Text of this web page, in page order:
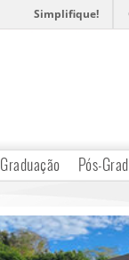
Simplifique!
Graduação Pós-